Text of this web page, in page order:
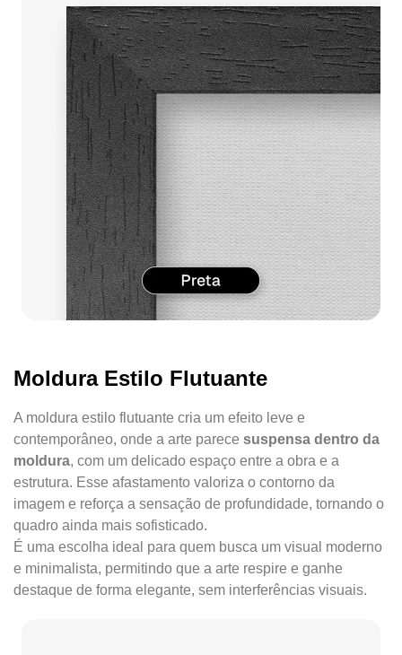
Moldura Estilo Flutuante
A moldura estilo flutuante cria um efeito leve e
contemporâneo, onde a arte parece suspensa dentro da
moldura, com um delicado espaço entre a obra e a
estrutura. Esse afastamento valoriza o contorno da
imagem e reforça a sensação de profundidade, tornando o
quadro ainda mais sofisticado.
É uma escolha ideal para quem busca um visual moderno
e minimalista, permitindo que a arte respire e ganhe
destaque de forma elegante, sem interferências visuais.